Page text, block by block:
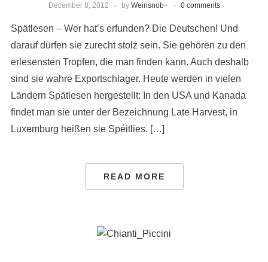
December 8, 2012 by Weinsnob+ 0 comments
Spätlesen – Wer hat’s erfunden? Die Deutschen! Und
darauf dürfen sie zurecht stolz sein. Sie gehören zu den
erlesensten Tropfen, die man finden kann. Auch deshalb
sind sie wahre Exportschlager. Heute werden in vielen
Ländern Spätlesen hergestellt: In den USA und Kanada
findet man sie unter der Bezeichnung Late Harvest, in
Luxemburg heißen sie Spéitlies. […]
READ MORE